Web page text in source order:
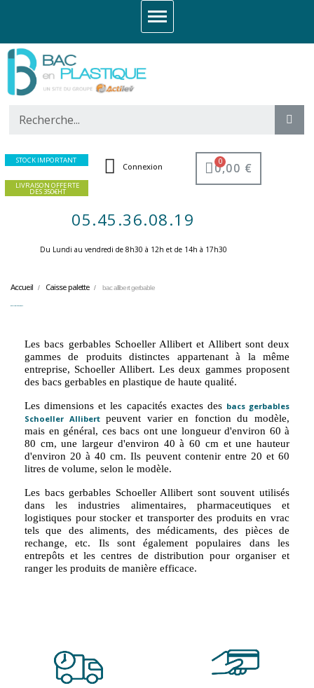
STOCK IMPORTANT
LIVRAISON OFFERTE
DES 350€HT
Connexion 0,00 €
05.45.36.08.19
Du Lundi au vendredi de 8h30 à 12h et de 14h à 17h30 ​
Accueil Caisse palette bac allibert gerbable
Les bacs gerbables Schoeller Allibert et Allibert sont deux
gammes de produits distinctes appartenant à la même
entreprise, Schoeller Allibert. Les deux gammes proposent
des bacs gerbables en plastique de haute qualité.
Les dimensions et les capacités exactes des bacs gerbables
Schoeller Allibertpeuvent varier en fonction du modèle,
mais en général, ces bacs ont une longueur d'environ 60 à
80 cm, une largeur d'environ 40 à 60 cm et une hauteur
d'environ 20 à 40 cm. Ils peuvent contenir entre 20 et 60
litres de volume, selon le modèle.
Les bacs gerbables Schoeller Allibert sont souvent utilisés
dans les industries alimentaires, pharmaceutiques et
logistiques pour stocker et transporter des produits en vrac
tels que des aliments, des médicaments, des pièces de
rechange, etc. Ils sont également populaires dans les
entrepôts et les centres de distribution pour organiser et
ranger les produits de manière efficace.